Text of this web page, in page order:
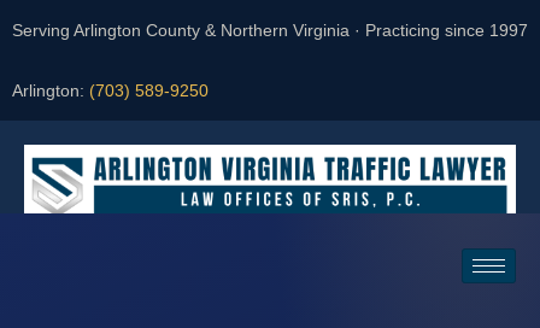
Serving Arlington County & Northern Virginia · Practicing since 1997
Arlington: (703) 589-9250